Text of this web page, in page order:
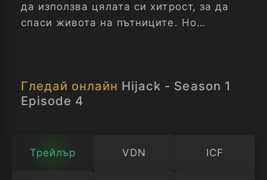
да използва цялата си хитрост, за да
спаси живота на пътниците. Но
Гледай онлайн Hijack - Season 1
Episode 4
Трейлър VDN ICF